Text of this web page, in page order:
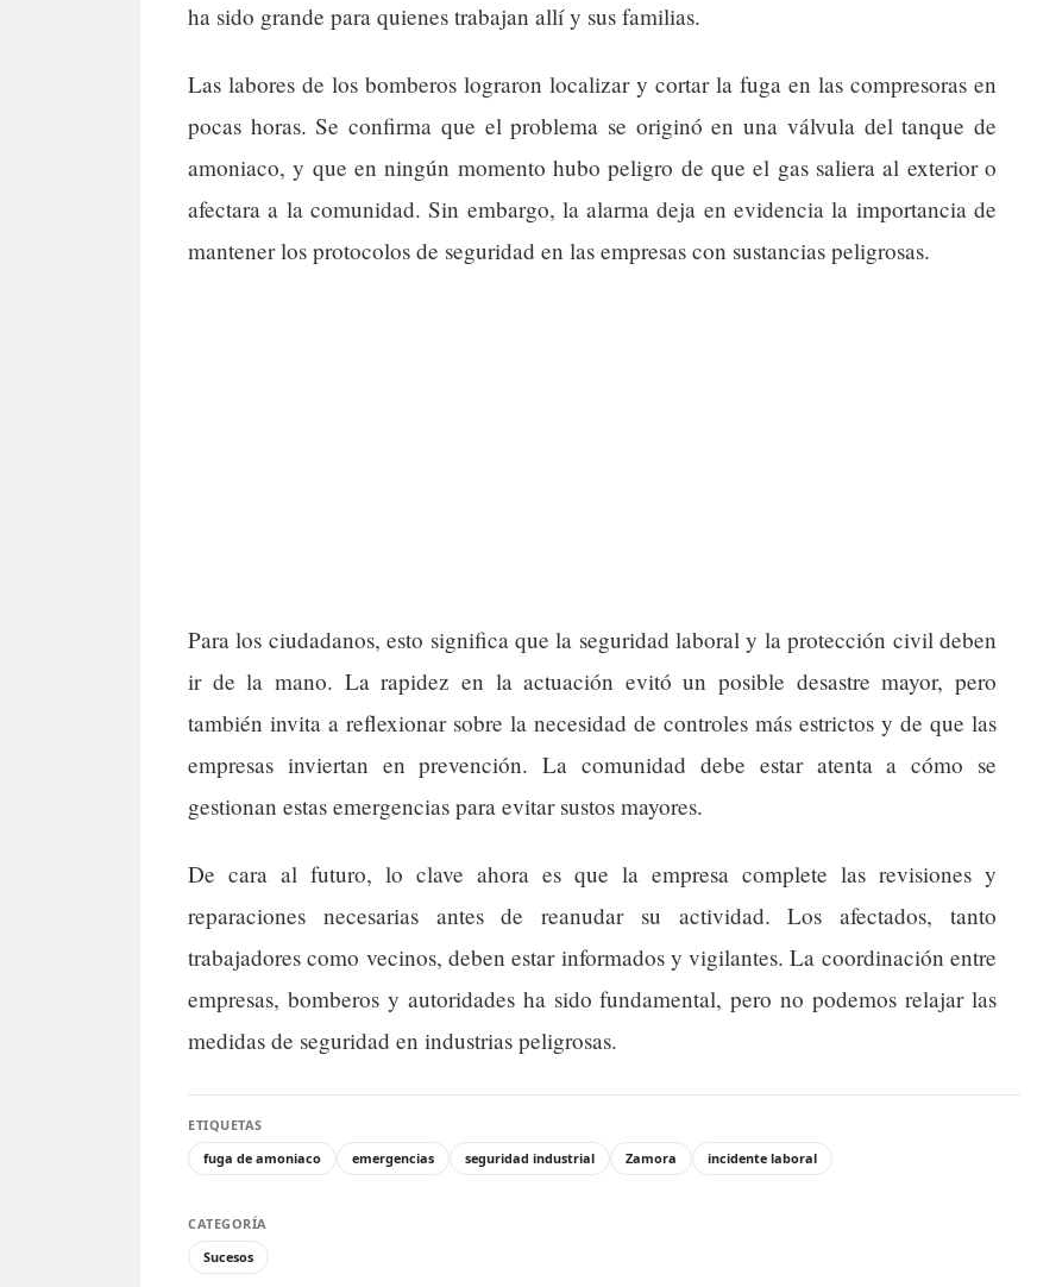
ha sido grande para quienes trabajan allí y sus familias.
Las labores de los bomberos lograron localizar y cortar la fuga en las compresoras en
pocas horas. Se confirma que el problema se originó en una válvula del tanque de
amoniaco, y que en ningún momento hubo peligro de que el gas saliera al exterior o
afectara a la comunidad. Sin embargo, la alarma deja en evidencia la importancia de
mantener los protocolos de seguridad en las empresas con sustancias peligrosas.
Para los ciudadanos, esto significa que la seguridad laboral y la protección civil deben
ir de la mano. La rapidez en la actuación evitó un posible desastre mayor, pero
también invita a reflexionar sobre la necesidad de controles más estrictos y de que las
empresas inviertan en prevención. La comunidad debe estar atenta a cómo se
gestionan estas emergencias para evitar sustos mayores.
De cara al futuro, lo clave ahora es que la empresa complete las revisiones y
reparaciones necesarias antes de reanudar su actividad. Los afectados, tanto
trabajadores como vecinos, deben estar informados y vigilantes. La coordinación entre
empresas, bomberos y autoridades ha sido fundamental, pero no podemos relajar las
medidas de seguridad en industrias peligrosas.
ETIQUETAS
fuga de amoniaco
emergencias seguridad industrial Zamora incidente laboral
CATEGORÍA
Sucesos